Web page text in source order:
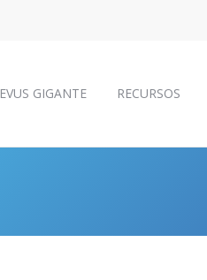
GIGANTE RECURSOS